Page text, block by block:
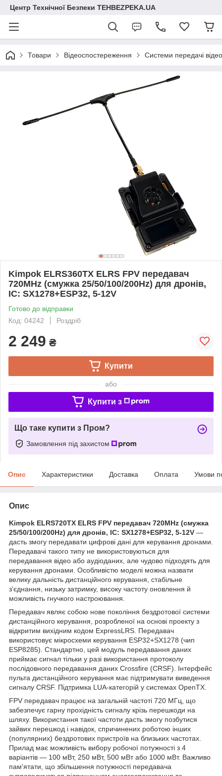
Центр Технічної Безпеки TEHBEZPEKA.UA
Товари Відеоспостереження Системи передачі
Kimpok ELRS360TX ELRS FPV передавач
720MHz (смужка 25/50/100/200Hz) для дронів,
IC: SX1278+ESP32, 5-12V
Готово до відправки
Код: 04242
Роздріб
2 249 ₴
Купити
або
Купити з
Що таке купити з Пром?
Замовлення під захистом
Опис Характеристики Доставка Оплата Умови
Опис
Kimpok ELRS720TX ELRS FPV передавач 720MHz (смужка
25/50/100/200Hz) для дронів, IC: SX1278+ESP32, 5-12V —
дасть змогу передавати цифрові дані для керування дронами.
Передавачі такого типу не використовуються для
передавання відео або аудіоданих, але чудово підходять для
керування дронами. Особливістю моделі можна назвати
велику дальність дистанційного керування, стабільне
з'єднання, низьку затримку, високу частоту оновлення й
можливість гнучкого настроювання.
Передавач являє собою нове покоління бездротової системи
дистанційного керування, розробленої на основі проекту з
відкритим вихідним кодом ExpressLRS. Передавач
використовує мікросхеми керування ESP32+SX1278 (чип
ESP8285). Стандартно, цей модуль передавання даних
приймає сигнал тільки у разі використання протоколу
послідовного передавання даних Crossfire (CRSF). Інтерфейс
пульта дистанційного керування має підтримувати виведення
сигналу CRSF. Підтримка LUA-категорій у системах OpenTX.
FPV передавач працює на загальній частоті 720 МГц, що
забезпечує гарну прохідність сигналу крізь перешкоди на
шляху. Використання такої частоти дасть змогу позбутися
зайвих перешкод і навідок, спричинених роботою інших
(популярних) бездротових пристроїв на близьких частотах.
Прилад має можливість вибору робочої потужності з 4
варіантів — 100 мВт, 250 мВт, 500 мВт або 1000 мВт. Важливо
пам'ятати, що збільшення потужності передавача